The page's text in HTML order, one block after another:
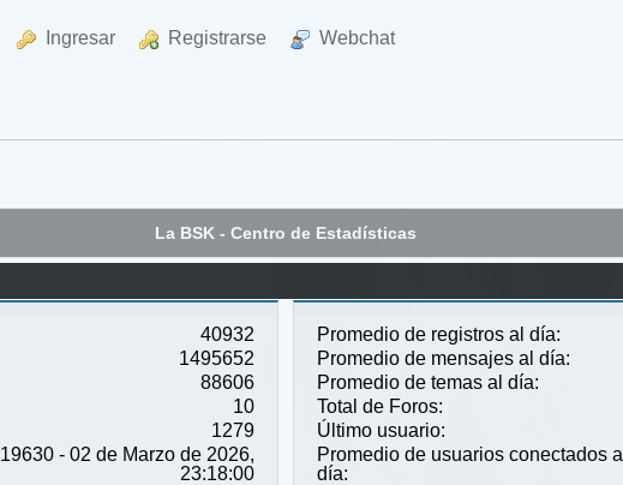
Ingresar Registrarse Webchat
La BSK - Centro de Estadísticas
40932
1495652
88606
10
1279
19630 - 02 de Marzo de 2026,
23:18:00
Promedio de registros al día:
Promedio de mensajes al día:
Promedio de temas al día:
Total de Foros:
Último usuario:
Promedio de usuarios conectados al
día: